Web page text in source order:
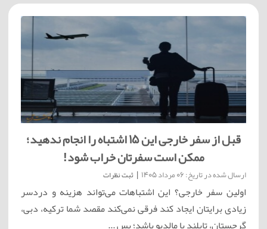
قبل از سفر خارجی این ۱۵ اشتباه را انجام ندهید؛
ممکن است سفرتان خراب شود!
ارسال شده در تاریخ: 06 مرداد 1405 | ثبت نظرات
اولین سفر خارجی؟ این اشتباهات می‌تواند هزینه و دردسر
زیادی برایتان ایجاد کند فرقی نمی‌کند مقصد شما ترکیه، دبی،